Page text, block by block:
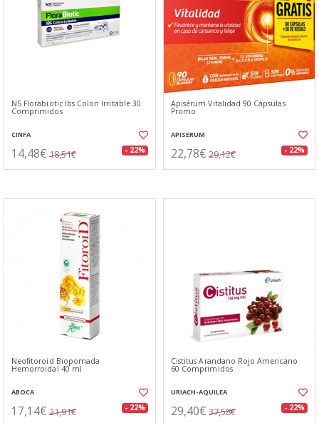
NS Florabiotic Ibs Colon Irritable 30
Comprimidos
CINFA
14,48€ 18,51€ - 22%
Apisérum Vitalidad 90 Cápsulas
Promo
APISERUM
22,78€ 29,12€ - 22%
Neofitoroid Biopomada
Hemorroidal 40 ml
ABOCA
17,14€ 21,91€ - 22%
Cistitus Arandano Rojo Americano
60 Comprimidos
URIACH-AQUILEA
29,40€ 37,58€ - 22%